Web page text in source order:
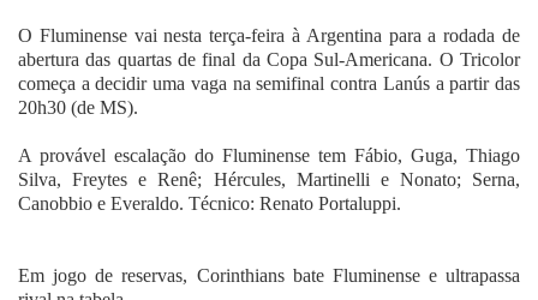
O Fluminense vai nesta terça-feira à Argentina para a rodada de
abertura das quartas de final da Copa Sul-Americana. O Tricolor
começa a decidir uma vaga na semifinal contra Lanús a partir das
20h30 (de MS).
A provável escalação do Fluminense tem Fábio, Guga, Thiago
Silva, Freytes e Renê; Hércules, Martinelli e Nonato; Serna,
Canobbio e Everaldo. Técnico: Renato Portaluppi.
Em jogo de reservas, Corinthians bate Fluminense e ultrapassa